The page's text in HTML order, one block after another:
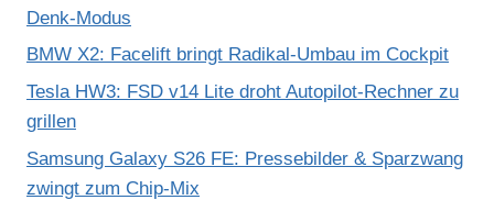
Denk-Modus
BMW X2: Facelift bringt Radikal-Umbau im Cockpit
Tesla HW3: FSD v14 Lite droht Autopilot-Rechner zu
grillen
Samsung Galaxy S26 FE: Pressebilder & Sparzwang
zwingt zum Chip-Mix